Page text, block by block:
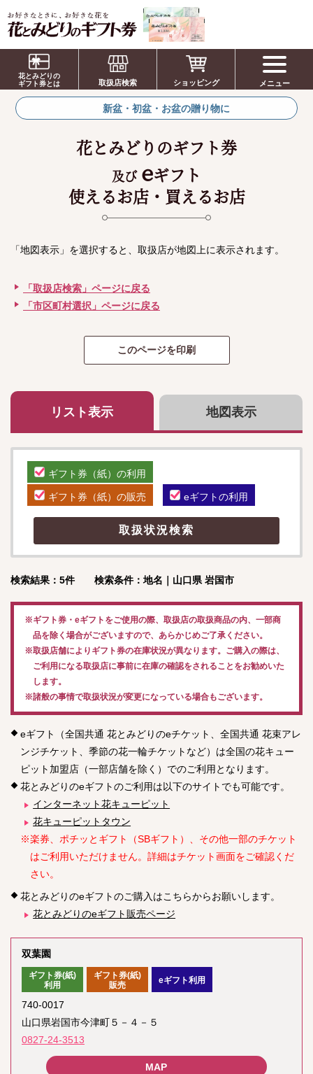
お祝い、お盆、新盆、お彼岸、喪中、お供
え、見舞い、返事、供花、線香贈答におすす
めのギフト
花とみどりの
ギフト券とは
取扱店検索 ショッピング メニュー
新盆・初盆・お盆の贈り物に
花とみどりのギフト券
及び eギフト
使えるお店・買えるお店
「地図表示」を選択すると、取扱店が地図上に表示されます。
「取扱店検索」ページに戻る
「市区町村選択」ページに戻る
リスト表示 地図表示
ギフト券（紙）の利用
ギフト券（紙）の販売 eギフトの利用
検索結果：5件 検索条件：地名｜山口県 岩国市
※ギフト券・eギフトをご使用の際、取扱店の取扱商品の内、一部商
品を除く場合がございますので、あらかじめご了承ください。
※取扱店舗によりギフト券の在庫状況が異なります。ご購入の際は、
ご利用になる取扱店に事前に在庫の確認をされることをお勧めいた
します。
※諸般の事情で取扱状況が変更になっている場合もございます。
eギフト（全国共通 花とみどりのeチケット、全国共通 花束アレ
ンジチケット、季節の花一輪チケットなど）は全国の花キュー
ピット加盟店（一部店舗を除く）でのご利用となります。
花とみどりのeギフトのご利用は以下のサイトでも可能です。
インターネット花キューピット
花キューピットタウン
※楽券、ポチッとギフト（SBギフト）、その他一部のチケット
はご利用いただけません。詳細はチケット画面をご確認くだ
さい。
花とみどりのeギフトのご購入はこちらからお願いします。
花とみどりのeギフト販売ページ
双葉園
ギフト券(紙)
利用
ギフト券(紙)
販売
eギフト利用
740-0017
山口県岩国市今津町５－４－５
0827-24-3513